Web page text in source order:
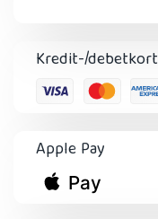
Kredit-/debetkort
Apple Pay